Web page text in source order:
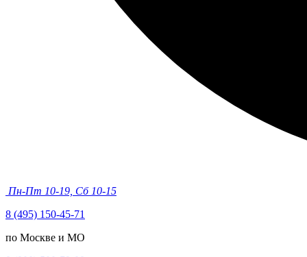
Пн-Пт 10-19, Сб 10-15
8 (495) 150-45-71
по Москве и МО